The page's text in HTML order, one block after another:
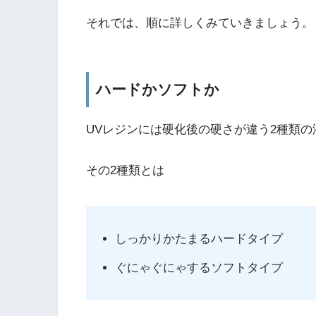
それでは、順に詳しくみていきましょう。
ハードかソフトか
UVレジンには硬化後の硬さが違う2種類の
その2種類とは
しっかりかたまるハードタイプ
ぐにゃぐにゃするソフトタイプ